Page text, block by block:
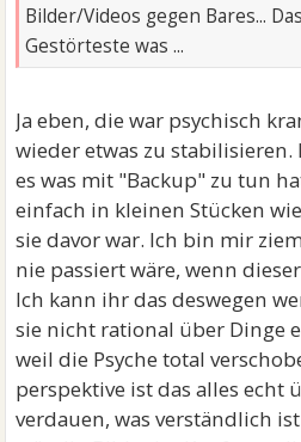
Bilder/Videos gegen Bares...
Gestörteste was ...
Ja eben, die war psychisch
wieder etwas zu stabilisieren.
es was mit "Backup" zu tun
einfach in kleinen Stücken
sie davor war. Ich bin mir
nie passiert wäre, wenn
Ich kann ihr das deswegen
sie nicht rational über Dinge
weil die Psyche total
perspektive ist das alles echt
verdauen, was verständlich